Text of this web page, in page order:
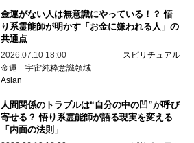
金運がない人は無意識にやっている！？ 悟
り系霊能師が明かす「お金に嫌われる人」の
共通点
2026.07.10 18:00
スピリチュアル
金運 宇宙純粋意識領域
Aslan
人間関係のトラブルは“自分の中の凹”が呼び
寄せる？ 悟り系霊能師が語る現実を変える
「内面の法則」